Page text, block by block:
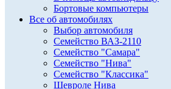
Бортовые компьютеры
Все об автомобилях
Выбор автомобиля
Семейство ВАЗ-2110
Семейство "Самара"
Семейство "Нива"
Семейство "Классика"
Шевроле Нива